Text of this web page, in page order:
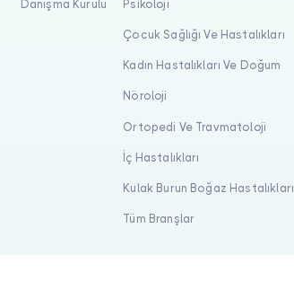
Danışma Kurulu Psikoloji
Çocuk Sağlığı Ve Hastalıkları
Kadın Hastalıkları Ve Doğum
Nöroloji
Ortopedi Ve Travmatoloji
İç Hastalıkları
Kulak Burun Boğaz Hastalıkları
Tüm Branşlar